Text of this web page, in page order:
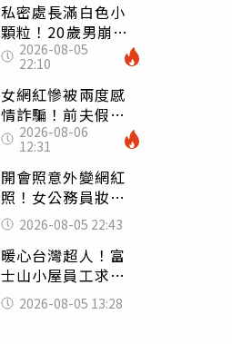
私密處長滿白色小
顆粒！20歲男崩潰
求診 醫曝5大真相
別再誤會
2026-08-05
22:10
女網紅慘被兩度感
情詐騙！前夫假割
頸詐光200萬再遇假
富商「養套殺2000
萬」
2026-08-06
12:31
開會照意外變網紅
照！女公務員妝容
掀2千則留言 本人
怒嗆：化妝有錯嗎
2026-08-05 22:43
暖心台灣超人！富
士山小屋員工求助
「想活下去」 山
友狂背物資上山：
2026-08-05 13:28